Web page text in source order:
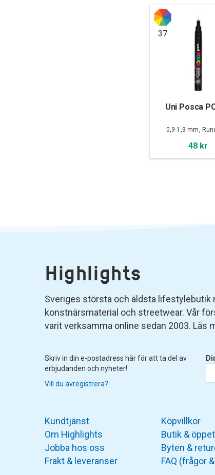
37
Uni Posca
0,9-1,3 mm,
48 kr
Highlights
Sveriges största och äldsta lifestylebutik
konstnärsmaterial och streetwear. Vår
varit verksamma online sedan 2003. Läs
Skriv in din e-postadress här för att ta del av
erbjudanden och nyheter!
Vill du avregistrera?
Kundtjänst
Om Highlights
Jobba hos oss
Frakt & leveranser
Köpvillkor
Butik &
Byten &
FAQ (frågor